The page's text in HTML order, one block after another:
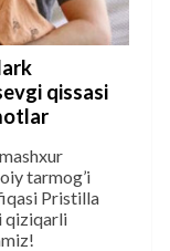
qissasi
tarmog’i
Pristilla
qiziqarli